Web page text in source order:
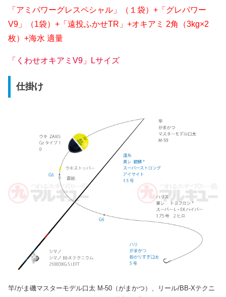
「アミパワーグレスペシャル」（１袋）+「グレパワー
V9」（1袋）+「遠投ふかせTR」+オキアミ 2角（3kg×2
枚）+海水 適量
「くわせオキアミV9」Lサイズ
仕掛け
竿/がま磯マスターモデル口太 M-50（がまかつ）、リール/BB-Xテクニ